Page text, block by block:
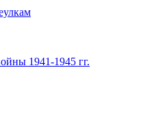
1941-1945 гг.